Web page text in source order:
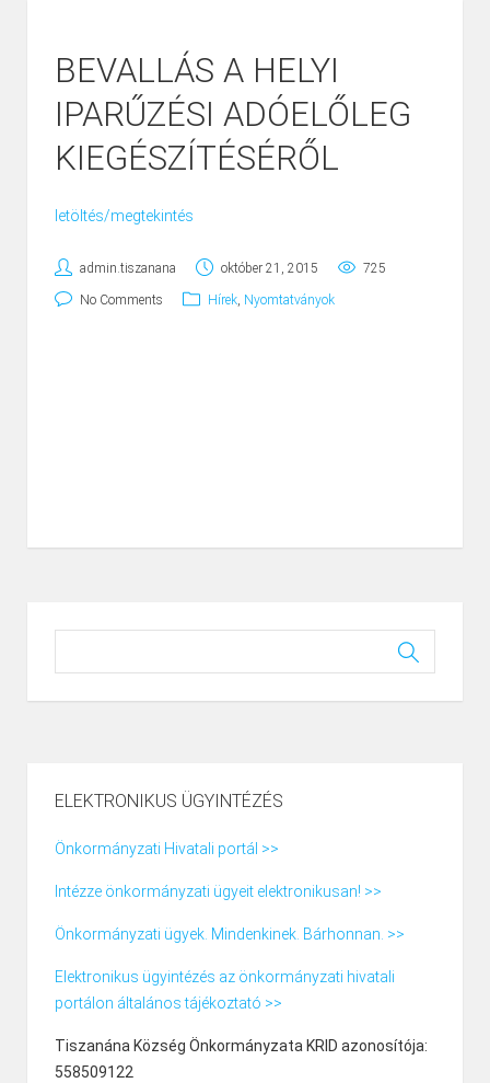
BEVALLÁS A HELYI
IPARŰZÉSI ADÓELŐLEG
KIEGÉSZÍTÉSÉRŐL
letöltés/megtekintés
admin.tiszanana október 21, 2015 725
No Comments Hírek, Nyomtatványok
ELEKTRONIKUS ÜGYINTÉZÉS
Önkormányzati Hivatali portál >>
Intézze önkormányzati ügyeit elektronikusan! >>
Önkormányzati ügyek. Mindenkinek. Bárhonnan. >>
Elektronikus ügyintézés az önkormányzati hivatali
portálon általános tájékoztató >>
Tiszanána Község Önkormányzata KRID azonosítója:
558509122